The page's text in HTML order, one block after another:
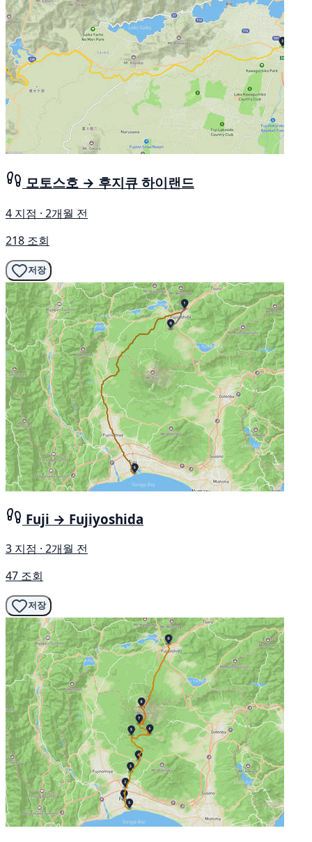
모토스호 → 후지큐 하이랜드
4 지점 · 2개월 전
218 조회
저장
Fuji → Fujiyoshida
3 지점 · 2개월 전
47 조회
저장